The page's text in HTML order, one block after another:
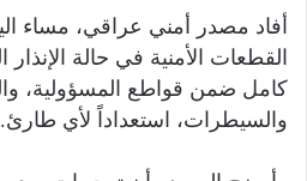
أفاد مصدر أمني عراقي، مساء
القطعات الأمنية في حالة
كامل ضمن قواطع المسؤولية،
والسيطرات، استعداداً لأي طارئ.